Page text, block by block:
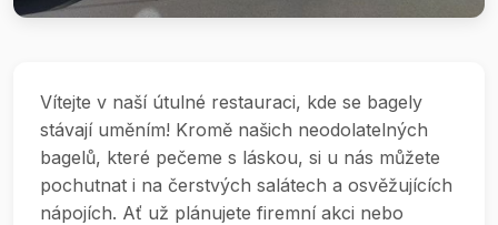
Vítejte v naší útulné restauraci, kde se bagely
stávají uměním! Kromě našich neodolatelných
bagelů, které pečeme s láskou, si u nás můžete
pochutnat i na čerstvých salátech a osvěžujících
nápojích. Ať už plánujete firemní akci nebo